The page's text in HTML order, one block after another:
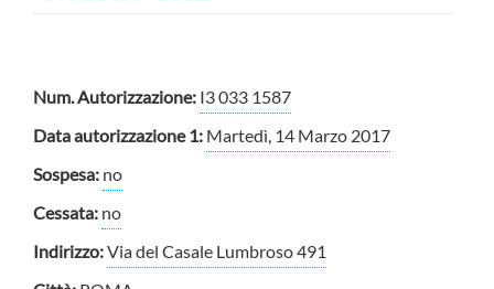
Num. Autorizzazione: I3 033 1587
Data autorizzazione 1: Martedì, 14 Marzo 2017
Sospesa: no
Cessata: no
Indirizzo:Via del Casale Lumbroso 491